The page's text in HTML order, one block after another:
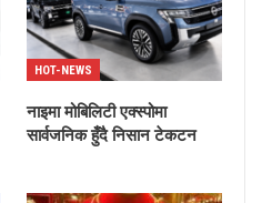
HOT-NEWS
नाइमा मोबिलिटी एक्स्पोमा
सार्वजनिक हुँदै निसान टेकटन